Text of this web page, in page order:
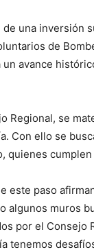
una
de
avance
se
Con ello se
paso
muros
por el
tenemos